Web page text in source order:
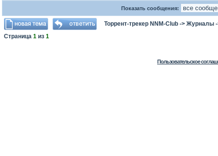
Показать сообщения:
Торрент-трекер NNM-Club -> Журналы
Страница 1 из 1
Пользовательское